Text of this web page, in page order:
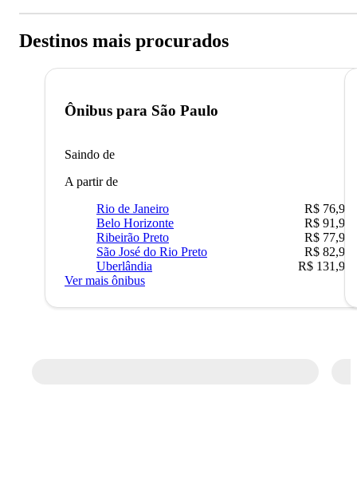
Destinos mais procurados
Ônibus para São Paulo
Saindo de
A partir de
Rio de Janeiro
R$ 76,90
Belo Horizonte
R$ 91,90
Ribeirão Preto
R$ 77,90
São José do Rio Preto
R$ 82,90
Uberlândia
R$ 131,90
Ver mais ônibus